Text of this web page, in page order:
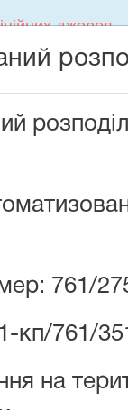
джерел
України 044
з порушенням зору
761/
кп/761/
на